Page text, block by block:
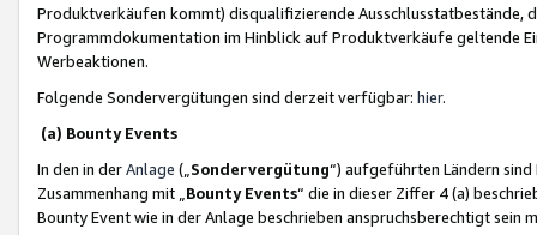
Produktverkäufen kommt) disqualifizierende Ausschlusstatbestände,
Programmdokumentation im Hinblick auf Produktverkäufe geltende
Werbeaktionen.
Folgende Sondervergütungen sind derzeit verfügbar: hier.
(a) Bounty Events
In den in derAnlage („ Sondervergütung“) aufgeführten Ländern
Zusammenhang mit „ Bounty Events“ die in dieser Ziffer 4 (a)
Bounty Event wie in der Anlage beschrieben anspruchsberechtigt sein